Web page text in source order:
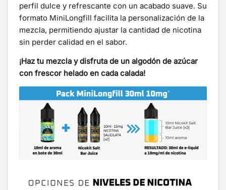
perfil dulce y refrescante con un acabado suave. Su
formato MiniLongfill facilita la personalización de la
mezcla, permitiendo ajustar la cantidad de nicotina
sin perder calidad en el sabor.​
¡Haz tu mezcla y disfruta de un algodón de azúcar
con frescor helado en cada calada!